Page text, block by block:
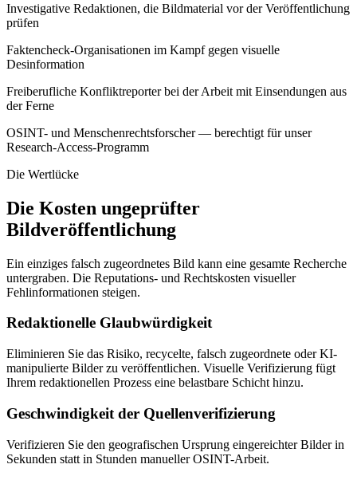
Investigative Redaktionen, die Bildmaterial vor der Veröffentlichung
prüfen
Faktencheck-Organisationen im Kampf gegen visuelle
Desinformation
Freiberufliche Konfliktreporter bei der Arbeit mit Einsendungen aus
der Ferne
OSINT- und Menschenrechtsforscher — berechtigt für unser
Research-Access-Programm
Die Wertlücke
Die Kosten ungeprüfter
Bildveröffentlichung
Ein einziges falsch zugeordnetes Bild kann eine gesamte Recherche
untergraben. Die Reputations- und Rechtskosten visueller
Fehlinformationen steigen.
Redaktionelle Glaubwürdigkeit
Eliminieren Sie das Risiko, recycelte, falsch zugeordnete oder KI-
manipulierte Bilder zu veröffentlichen. Visuelle Verifizierung fügt
Ihrem redaktionellen Prozess eine belastbare Schicht hinzu.
Geschwindigkeit der Quellenverifizierung
Verifizieren Sie den geografischen Ursprung eingereichter Bilder in
Sekunden statt in Stunden manueller OSINT-Arbeit.